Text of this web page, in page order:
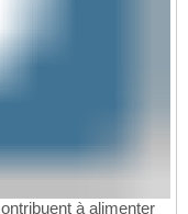
à alimenter